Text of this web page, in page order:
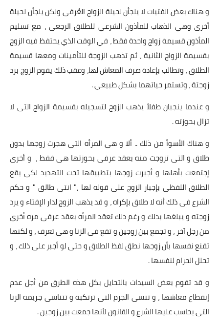
حوادث
و هناك بعض الفتيات لا يلجأن لحيلة الزواج العُرفى ولكن يلجأن لحيلة
أخرى وهي الذهاب للمأذون الشرعي للطلاق الرجعى ، مع تسليم
المأذون قسيمة زواج واحدة فقط ، في الوقت الذي يحتفظ فيه الزوج
بقسيمة الزواج الثانية ، ثم تذهب الزوجة للتأمينات ومعها قسيمة
الطلاق ، وتطالب بإعادة صرف المعاش لها، وعقب ذلك يقوم الزوج برد
زوجتة ، وتستمر حياتهما بشكل طبيعي .
و عندما ينجبان طفلاً يذهب الزوج لتسجيله بقسيمة الزواج التى لا
تزال بحوزته .
و هناك الأسوأ من ذلك .. ألا و هى المرأه التى هجرت زوجها بدون
طلاق و التى تزوجت منه بعقد عرفى بحوزتها هى فقط ، و أخرى
إجتمعت بأهلها و أجبرت زوجها بتطبيقها تحت التهديد لكى يقع
الطلاق اللفظى بإجبار الزوج على قوله لها ،" انتى طالق " و حكم
الشرع فى ذلك أنه لا طلاق بإكراه ، و قد يذهب الزوج لدار الإفتاء و يرد
زوجته و يبلغها بذلك و رغم ذلك تعقد المرأه بعقد عرفى مره أخرى
من رجل آخر ، و تجمع بين زوجين و تقع فى الزنا و هى تعرف ، و لكنها
تقنع نفسها بأن زوجها نطق لفظ الطلاق و حتى لو أجبر على ذلك ، و
تحلل الحرام لنفسها .
و قد تقوم بعض السيدات بالتحايل بكل هذه الطرق من أجل عدم
إنقطاع معاشها ، و تنسى الجرم التى ترتكبه و تتناسى جريمه الزنا
التى يحاسب عليها الشرع و القانون لأنها جمعت بين زوجين .